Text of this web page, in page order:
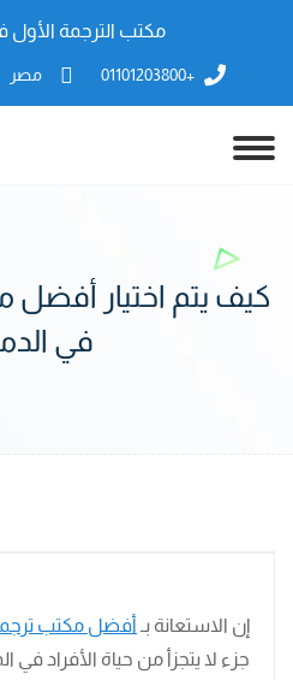
مكتب الترجمة الأول
+01101203800 مصر
كيف يتم اختيار
في
إن الاستعانة بـ أفضل مكتب
جزء لا يتجزأ من حياة الأفراد في